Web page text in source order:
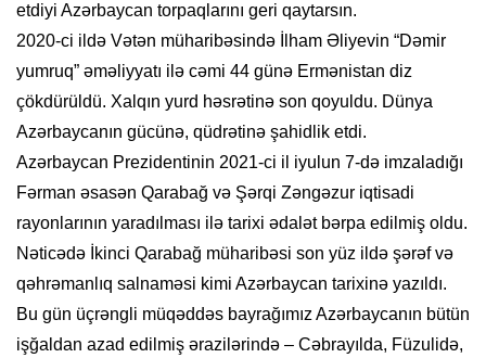
etdiyi Azərbaycan torpaqlarını geri qaytarsın.
2020-ci ildə Vətən müharibəsində İlham Əliyevin “Dəmir
yumruq” əməliyyatı ilə cəmi 44 günə Ermənistan diz
çökdürüldü. Xalqın yurd həsrətinə son qoyuldu. Dünya
Azərbaycanın gücünə, qüdrətinə şahidlik etdi.
Azərbaycan Prezidentinin 2021-ci il iyulun 7-də imzaladığı
Fərman əsasən Qarabağ və Şərqi Zəngəzur iqtisadi
rayonlarının yaradılması ilə tarixi ədalət bərpa edilmiş oldu.
Nəticədə İkinci Qarabağ müharibəsi son yüz ildə şərəf və
qəhrəmanlıq salnaməsi kimi Azərbaycan tarixinə yazıldı.
Bu gün üçrəngli müqəddəs bayrağımız Azərbaycanın bütün
işğaldan azad edilmiş ərazilərində – Cəbrayılda, Füzulidə,